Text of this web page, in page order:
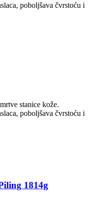
poboljšava čvrstoću i
stanice kože.
poboljšava čvrstoću i
1814g